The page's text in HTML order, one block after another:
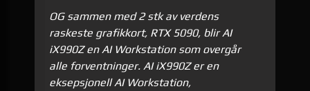
OG sammen med 2 stk av verdens
raskeste grafikkort, RTX 5090, blir AI
iX990Z en AI Workstation som overgår
alle forventninger. AI iX990Z er en
eksepsjonell AI Workstation,